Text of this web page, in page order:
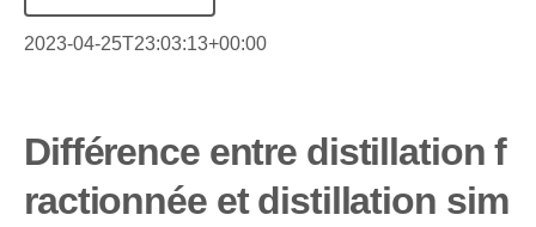
2023-04-25T23:03:13+00:00
Différence entre distillation f
ractionnée et distillation sim